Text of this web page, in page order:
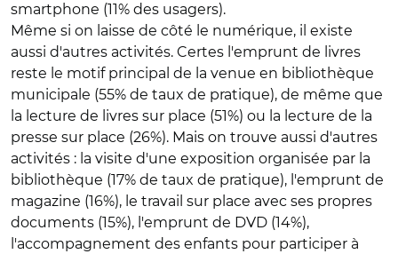
smartphone (11% des usagers).
Même si on laisse de côté le numérique, il existe
aussi d'autres activités. Certes l'emprunt de livres
reste le motif principal de la venue en bibliothèque
municipale (55% de taux de pratique), de même que
la lecture de livres sur place (51%) ou la lecture de la
presse sur place (26%). Mais on trouve aussi d'autres
activités : la visite d'une exposition organisée par la
bibliothèque (17% de taux de pratique), l'emprunt de
magazine (16%), le travail sur place avec ses propres
documents (15%), l'emprunt de DVD (14%),
l'accompagnement des enfants pour participer à